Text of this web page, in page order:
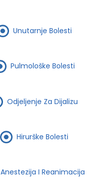
Unutarnje Bolesti
Pulmološke Bolesti
Odjeljenje Za Dijalizu
Hirurške Bolesti
Anestezija I Reanimacija